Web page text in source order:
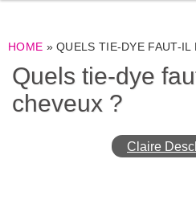
HOME »QUELS TIE-DYE FAUT-IL
Quels tie-dye
cheveux ?
Claire